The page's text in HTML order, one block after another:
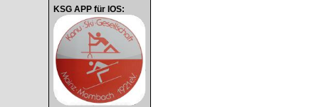
KSG APP für IOS: